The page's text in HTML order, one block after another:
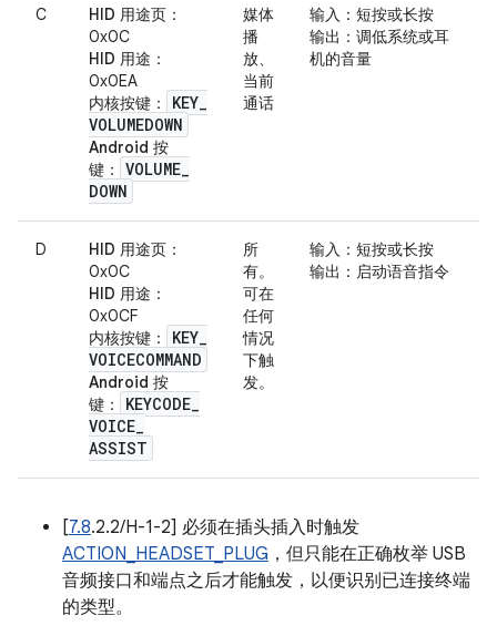
C HID 用途页 ：
0x0C
HID 用途 ：
0x0EA
内核按键 ： KEY_
VOLUMEDOWN
Android 按
键 ： VOLUME_
DOWN
媒体
播
放、
当前
通话
输入 ：短按或长按
输出 ：调低系统或耳
机的音量
D HID 用途页 ：
0x0C
HID 用途 ：
0x0CF
内核按键 ： KEY_
VOICECOMMAND
Android 按
键 ： KEYCODE_
VOICE_
ASSIST
所
有。
可在
任何
情况
下触
发。
输入 ：短按或长按
输出 ：启动语音指令
[7.8.2.2/H-1-2] 必须在插头插入时触发
ACTION_HEADSET_PLUG ，但只能在正确枚举 USB
音频接口和端点之后才能触发，以便识别已连接终端
的类型。